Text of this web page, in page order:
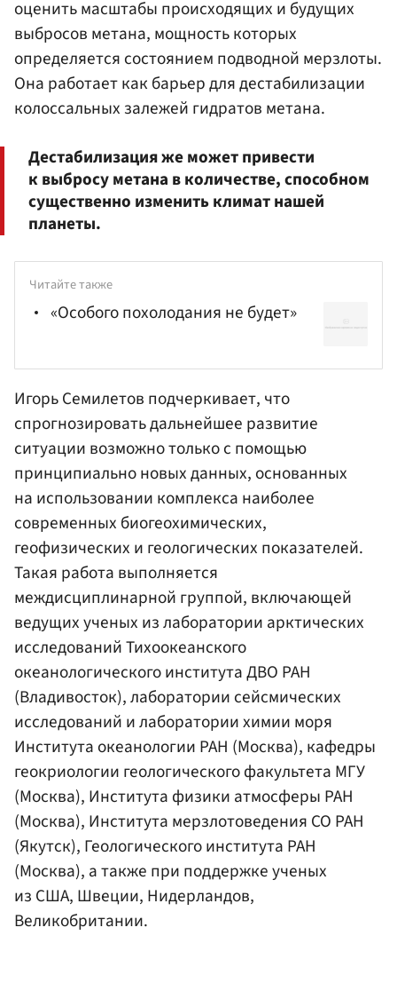
оценить масштабы происходящих и будущих
выбросов метана, мощность которых
определяется состоянием подводной мерзлоты.
Она работает как барьер для дестабилизации
колоссальных залежей гидратов метана.
Дестабилизация же может привести
к выбросу метана в количестве, способном
существенно изменить климат нашей
планеты.
Читайте также
«Особого похолодания не будет»
Игорь Семилетов подчеркивает, что
спрогнозировать дальнейшее развитие
ситуации возможно только с помощью
принципиально новых данных, основанных
на использовании комплекса наиболее
современных биогеохимических,
геофизических и геологических показателей.
Такая работа выполняется
междисциплинарной группой, включающей
ведущих ученых из лаборатории арктических
исследований Тихоокеанского
океанологического института ДВО РАН
(Владивосток), лаборатории сейсмических
исследований и лаборатории химии моря
Института океанологии РАН (Москва), кафедры
геокриологии геологического факультета МГУ
(Москва), Института физики атмосферы РАН
(Москва), Института мерзлотоведения СО РАН
(Якутск), Геологического института РАН
(Москва), а также при поддержке ученых
из США, Швеции, Нидерландов,
Великобритании.